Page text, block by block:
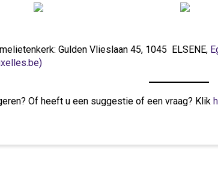
Gulden Vlieslaan 45, 1045 ELSENE,
Of heeft u een suggestie of een vraag? Klik